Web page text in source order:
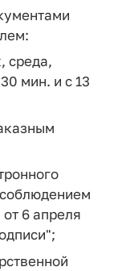
среда,
мин. и с 13
6 апреля